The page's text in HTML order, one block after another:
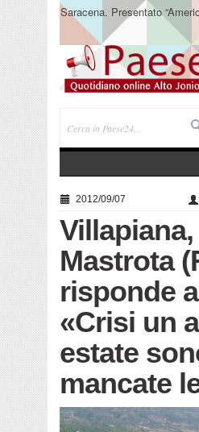
Saracena. Presentato
Pandolfi che racconta
2012/09/07
Villapiana,
Mastrota
risponde
«Crisi un
estate
mancate